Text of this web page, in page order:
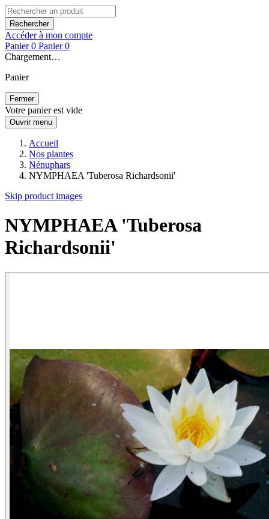
Rechercher
Accéder à mon compte
Panier 0 Panier 0
Chargement…
Panier
Fermer
Votre panier est vide
Ouvrir menu
Accueil
Nos plantes
Nénuphars
NYMPHAEA 'Tuberosa Richardsonii'
Skip product images
NYMPHAEA 'Tuberosa
Richardsonii'